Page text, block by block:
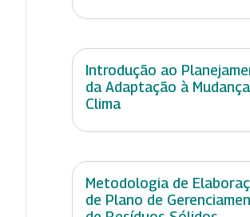
Introdução ao
da Adaptação à
Clima
Metodologia de
de Plano de